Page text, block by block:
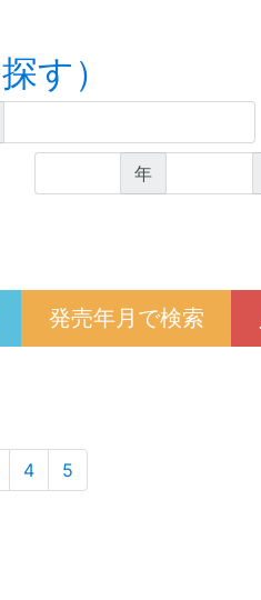
す）
年
発売年月で検索
4 5